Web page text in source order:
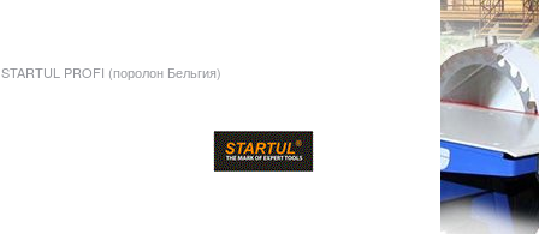
PROFI (поролон Бельгия)